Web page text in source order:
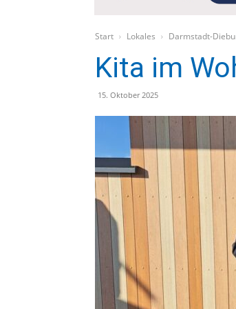
Start Lokales Darmstadt-
Kita im
15. Oktober 2025